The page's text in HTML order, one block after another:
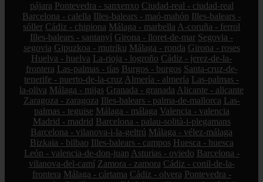
pájara Pontevedra - sanxenxo Ciudad-real - ciudad-real
Barcelona - calella Illes-balears - maó-mahón Illes-balears -
sóller Cádiz - chipiona Málaga - marbella A-coruña - ferrol
Illes-balears - santanyí Girona - lloret-de-mar Segovia -
segovia Gipuzkoa - mutriku Málaga - ronda Girona - roses
Huelva - huelva La-rioja - logroño Cádiz - jerez-de-la-
frontera Las-palmas - tías Burgos - burgos Santa-cruz-de-
tenerife - puerto-de-la-cruz Almería - almería Las-palmas -
la-oliva Málaga - mijas Granada - granada Alicante - alicante
Zaragoza - zaragoza Illes-balears - palma-de-mallorca Las-
palmas - teguise Málaga - málaga Valencia - valencia
Madrid - madrid Barcelona - palau-solità-i-plegamans
Barcelona - vilanova-i-la-geltrú Málaga - vélez-málaga
Bizkaia - bilbao Illes-balears - campos Huesca - huesca
León - valencia-de-don-juan Asturias - oviedo Barcelona -
vilanova-del-camí Zamora - zamora Cádiz - conil-de-la-
frontera Málaga - cártama Cádiz - olvera Pontevedra -